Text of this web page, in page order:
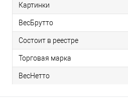
Картинки
ВесБрутто
Состоит в реестре
Торговая марка
ВесНетто